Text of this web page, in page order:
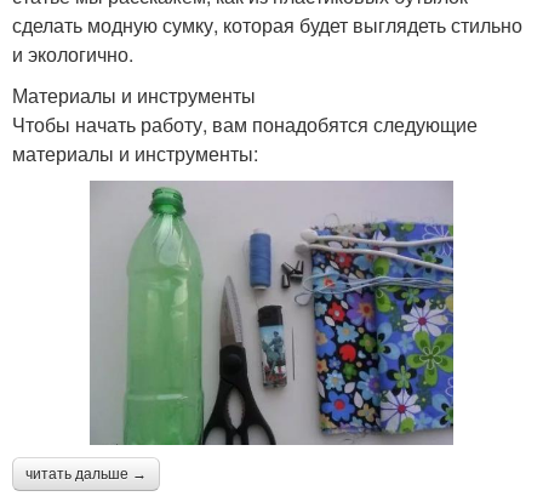
сделать модную сумку, которая будет выглядеть стильно
и экологично.
Материалы и инструменты
Чтобы начать работу, вам понадобятся следующие
материалы и инструменты:
читать дальше →